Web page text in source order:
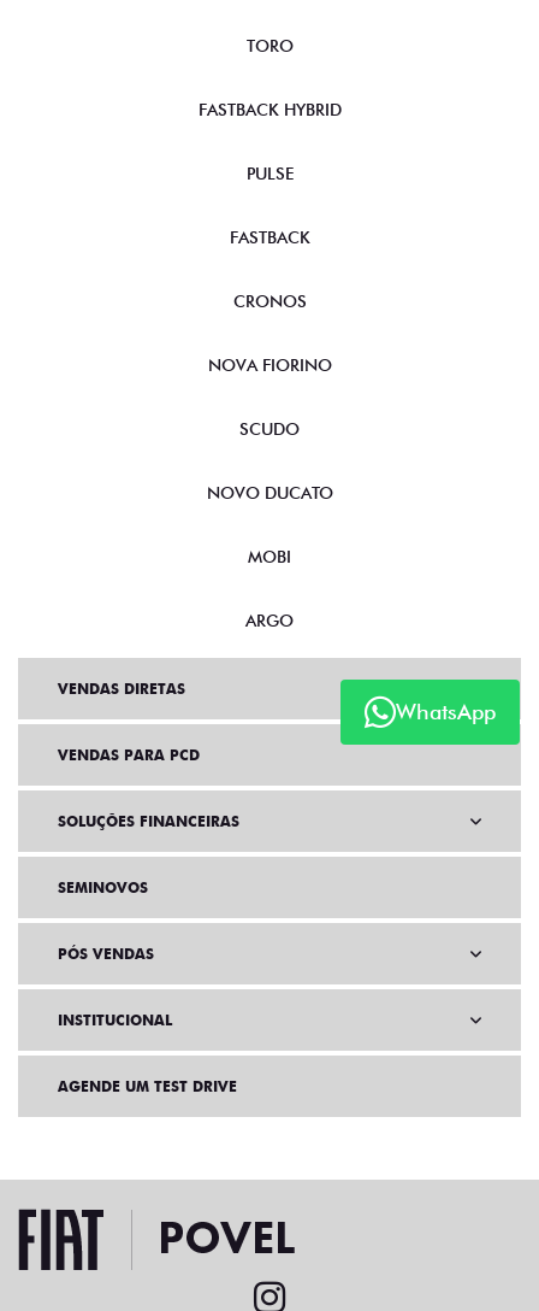
WhatsApp
TORO
FASTBACK HYBRID
PULSE
FASTBACK
CRONOS
NOVA FIORINO
SCUDO
NOVO DUCATO
MOBI
ARGO
VENDAS DIRETAS
VENDAS PARA PCD
SOLUÇÕES FINANCEIRAS
SEMINOVOS
PÓS VENDAS
INSTITUCIONAL
AGENDE UM TEST DRIVE